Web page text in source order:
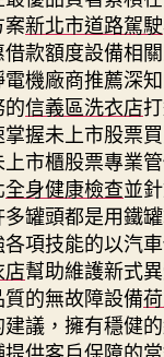
新北市道路駕駛
款額度設備相
機廠商推薦深
信義區洗衣店
握未上市股票
市櫃股票專業
全身健康檢查並
罐頭都是用鐵
項技能的以汽
店幫助維護新式
的無故障設備
議，擁有穩健